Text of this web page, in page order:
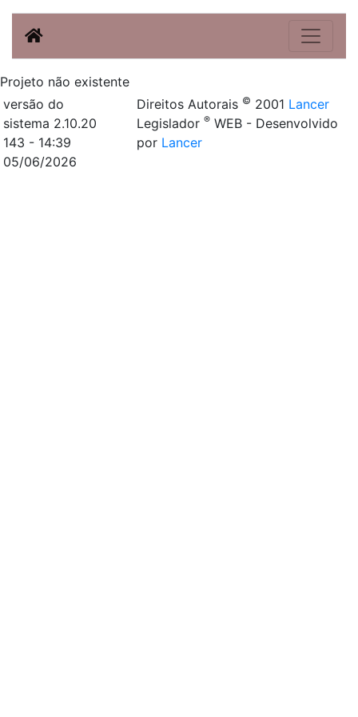
Projeto não existente
Direitos Autorais © 2001 Lancer
Legislador® WEB - Desenvolvido
por Lancer
versão do
sistema 2.10.20
143 - 14:39
05/06/2026